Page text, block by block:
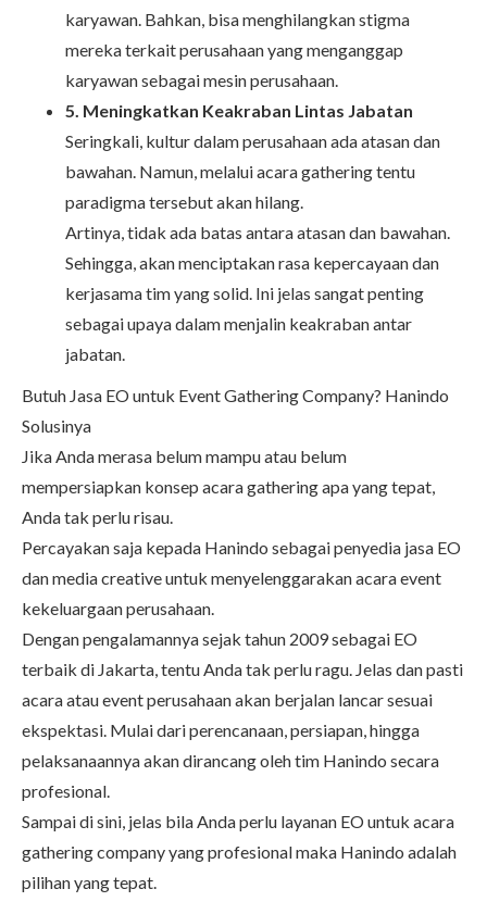
karyawan. Bahkan, bisa menghilangkan stigma
mereka terkait perusahaan yang menganggap
karyawan sebagai mesin perusahaan.
5. Meningkatkan Keakraban Lintas Jabatan
Seringkali, kultur dalam perusahaan ada atasan dan
bawahan. Namun, melalui acara gathering tentu
paradigma tersebut akan hilang.
Artinya, tidak ada batas antara atasan dan bawahan.
Sehingga, akan menciptakan rasa kepercayaan dan
kerjasama tim yang solid. Ini jelas sangat penting
sebagai upaya dalam menjalin keakraban antar
jabatan.
Butuh Jasa EO untuk Event Gathering Company? Hanindo
Solusinya
Jika Anda merasa belum mampu atau belum
mempersiapkan konsep acara gathering apa yang tepat,
Anda tak perlu risau.
Percayakan saja kepada Hanindo sebagai penyedia jasa EO
dan media creative untuk menyelenggarakan acara event
kekeluargaan perusahaan.
Dengan pengalamannya sejak tahun 2009 sebagai EO
terbaik di Jakarta, tentu Anda tak perlu ragu. Jelas dan pasti
acara atau event perusahaan akan berjalan lancar sesuai
ekspektasi. Mulai dari perencanaan, persiapan, hingga
pelaksanaannya akan dirancang oleh tim Hanindo secara
profesional.
Sampai di sini, jelas bila Anda perlu layanan EO untuk acara
gathering company yang profesional maka Hanindo adalah
pilihan yang tepat.